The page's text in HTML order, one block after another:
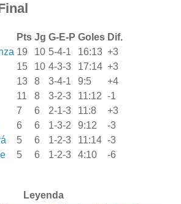
Pts Jg G-E-P Goles Dif.
19 10 5-4-1 16:13 +3
15 10 4-3-3 17:14 +3
13 8 3-4-1 9:5
+4
11 8 3-2-3 11:12 -1
7 6 2-1-3 11:8
+3
6 6 1-3-2 9:12
-3
5 6 1-2-3 11:14 -3
5 6 1-2-3 4:10 -6
Leyenda